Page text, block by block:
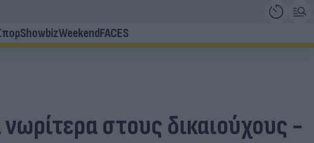
ShowbizWeekendFACES
στους δικαιούχους -